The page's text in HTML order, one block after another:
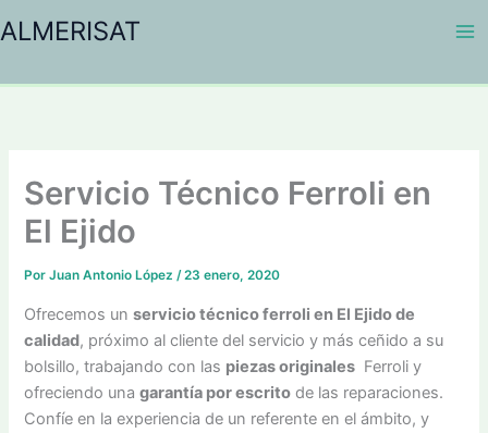
al
ALMERISAT
Servicio Técnico Ferroli en
El Ejido
PorJuan Antonio López/23 enero, 2020
Ofrecemos unservicio técnico ferroli en El Ejido de
calidad, próximo al cliente del servicio y más ceñido a su
bolsillo, trabajando con las piezas originales Ferroli y
ofreciendo unagarantía por escrito de las reparaciones.
Confíe en la experiencia de un referente en el ámbito, y